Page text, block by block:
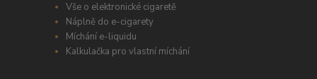
Vše o elektronické cigaretě
Náplně do e-cigarety
Míchání e-liquidu
Kalkulačka pro vlastní míchání